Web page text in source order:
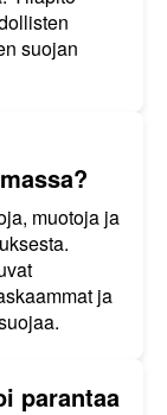
suojan
muotoja ja
ja
parantaa